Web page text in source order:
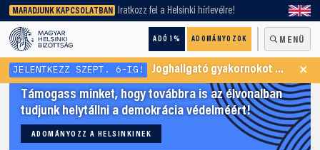
MARADJUNK KAPCSOLATBAN Iratkozz fel a Helsinki hírlevélre!
ADÓ 1% ADOMÁNYOZOK MENÜ
keresőnket!
JELENTKEZZ SZEPT. 6-IG! Joghallgató gyakornokot keresünk Menekültügyi Programunkba ×
Támogass minket, hogy továbbra is az élvonalban
tudjunk helytállni a demokrácia védelméért!
ADOMÁNYOZZ A HELSINKINEK